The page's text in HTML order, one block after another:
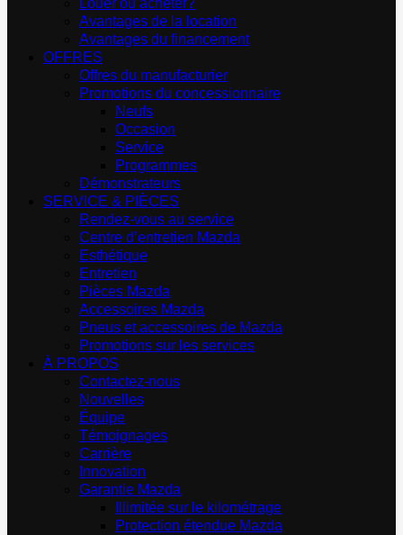
Louer ou acheter?
Avantages de la location
Avantages du financement
OFFRES
Offres du manufacturier
Promotions du concessionnaire
Neufs
Occasion
Service
Programmes
Démonstrateurs
SERVICE & PIÈCES
Rendez-vous au service
Centre d’entretien Mazda
Esthétique
Entretien
Pièces Mazda
Accessoires Mazda
Pneus et accessoires de Mazda
Promotions sur les services
À PROPOS
Contactez-nous
Nouvelles
Équipe
Témoignages
Carrière
Innovation
Garantie Mazda
Illimitée sur le kilométrage
Protection étendue Mazda